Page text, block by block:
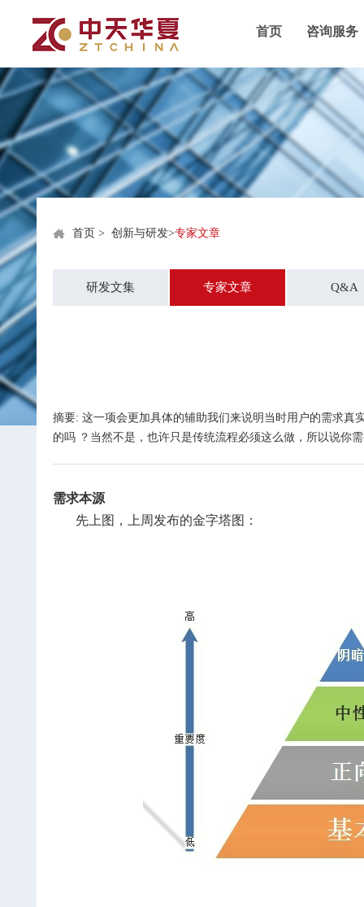
首页 咨询服务
首页 > 创新与研发>专家文章
研发文集 专家文章 Q&A
摘要: 这一项会更加具体的辅助我们来说明当时用户的需求
的吗 ？当然不是，也许只是传统流程必须这么做，所以说你
需求本源
先上图，上周发布的金字塔图：